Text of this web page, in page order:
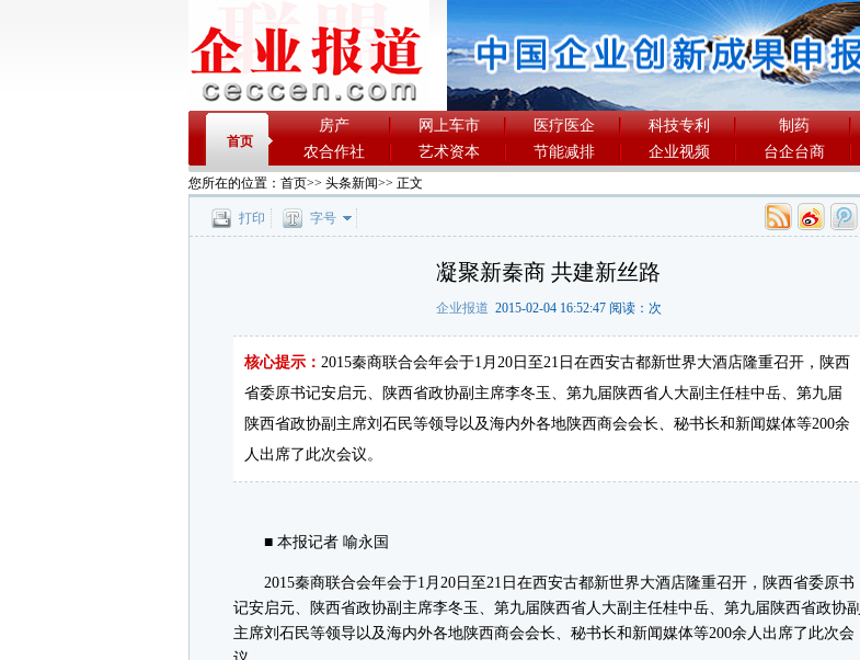
首页
房产 网上车市 医疗医企 科技专利 制药
农合作社
艺术资本 节能减排 企业视频 台企台商
您所在的位置： 首页>> 头条新闻>> 正文
打印 字号
凝聚新秦商 共建新丝路
企业报道 2015-02-04 16:52:47 阅读： 次
核心提示： 2015秦商联合会年会于1月20日至21日在西安古都新世界大酒店隆重召开，陕西
省委原书记安启元、陕西省政协副主席李冬玉、第九届陕西省人大副主任桂中岳、第九届
陕西省政协副主席刘石民等领导以及海内外各地陕西商会会长、秘书长和新闻媒体等200余
人出席了此次会议。
■ 本报记者 喻永国
2015秦商联合会年会于1月20日至21日在西安古都新世界大酒店隆重召开，陕西省委原书
记安启元、陕西省政协副主席李冬玉、第九届陕西省人大副主任桂中岳、第九届陕西省政协副
主席刘石民等领导以及海内外各地陕西商会会长、秘书长和新闻媒体等200余人出席了此次会